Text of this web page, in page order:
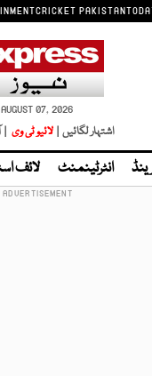
CRICKET PAKISTAN
AUGUST 07, 2026
اشتہار لگائیں | لائیو ٹی وی |
انٹرٹینمنٹ لائف